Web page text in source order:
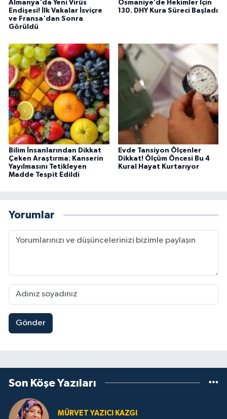
Almanya'da Yeni Virüs
Endişesi! İlk Vakalar İsviçre
ve Fransa'dan Sonra
Görüldü
Osmaniye’de Hekimler İçin
130. DHY Kura Süreci Başladı
Bilim İnsanlarından Dikkat
Çeken Araştırma: Kanserin
Yayılmasını Tetikleyen
Madde Tespit Edildi
Evde Tansiyon Ölçenler
Dikkat! Ölçüm Öncesi Bu 4
Kural Hayat Kurtarıyor
Yorumlar
Gönder
Son Köşe Yazıları
MÜRVET YAZICI KAZGI